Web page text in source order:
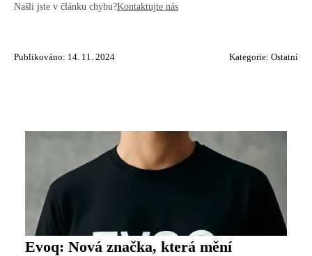
Našli jste v článku chybu?Kontaktujte nás
Publikováno: 14. 11. 2024 Kategorie: Ostatní
Evoq: Nová značka, která mění